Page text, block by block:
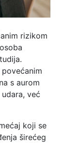
rizikom
s aurom
već
koji se
širećeg